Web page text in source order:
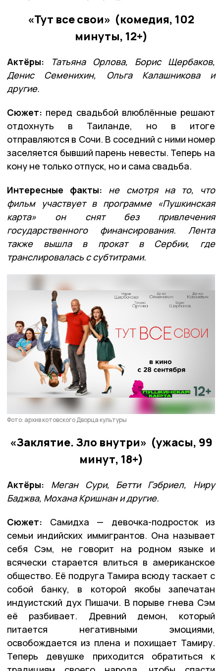
«Тут все свои» (комедия, 102
минуты, 12+)
Актёры:
Татьяна Орлова, Борис Щербаков,
Денис Семенихин, Ольга Калашникова и
другие.
Сюжет: перед свадьбой влюблённые решают
отдохнуть в Таиланде, но в итоге
отправляются в Сочи. В соседний с ними номер
заселяется бывший парень невесты. Теперь на
кону не только отпуск, но и сама свадьба.
Интересные факты:
не смотря на то, что
фильм участвует в программе «Пушкинская
карта» он снят без привлечения
государственного финансирования. Лента
также вышла в прокат в Сербии, где
транслировалась с субтитрами.
Фото: архив котовского Дворца культуры
«Заклятие. Зло внутри» (ужасы, 99
минут, 18+)
Актёры:
Меган Сури, Бетти Гэбриел, Ниру
Баджва, Мохана Кришнан и другие.
Сюжет: Самидха — девочка-подросток из
семьи индийских иммигрантов. Она называет
себя Сэм, не говорит на родном языке и
всячески старается влиться в американское
общество. Её подруга Тамира всюду таскает с
собой банку, в которой якобы запечатан
индуистский дух Пишачи. В порыве гнева Сэм
её разбивает. Древний демон, который
питается негативными эмоциями,
освобождается из плена и похищает Тамиру.
Теперь девушке приходится обратиться к